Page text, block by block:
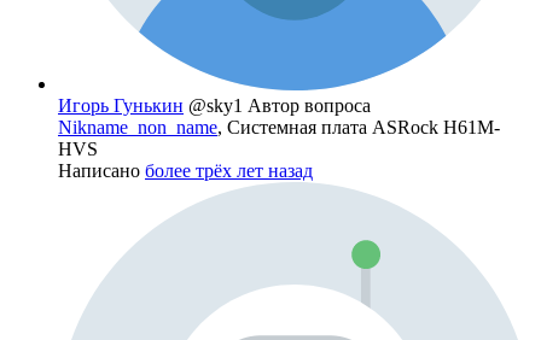
Игорь Гунькин @sky1 Автор вопроса
Nikname_non_name, Системная плата ASRock H61M-
HVS
Написано более трёх лет назад